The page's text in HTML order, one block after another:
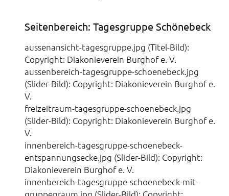
Seitenbereich: Tagesgruppe Schönebeck
aussenansicht-tagesgruppe.jpg (Titel-Bild):
Copyright: Diakonieverein Burghof e. V.
aussenbereich-tagesgruppe-schoenebeck.jpg
(Slider-Bild): Copyright: Diakonieverein Burghof e.
V.
freizeitraum-tagesgruppe-schoenebeck.jpg
(Slider-Bild): Copyright: Diakonieverein Burghof e.
V.
innenbereich-tagesgruppe-schoenebeck-
entspannungsecke.jpg (Slider-Bild): Copyright:
Diakonieverein Burghof e. V.
innenbereich-tagesgruppe-schoenebeck-mit-